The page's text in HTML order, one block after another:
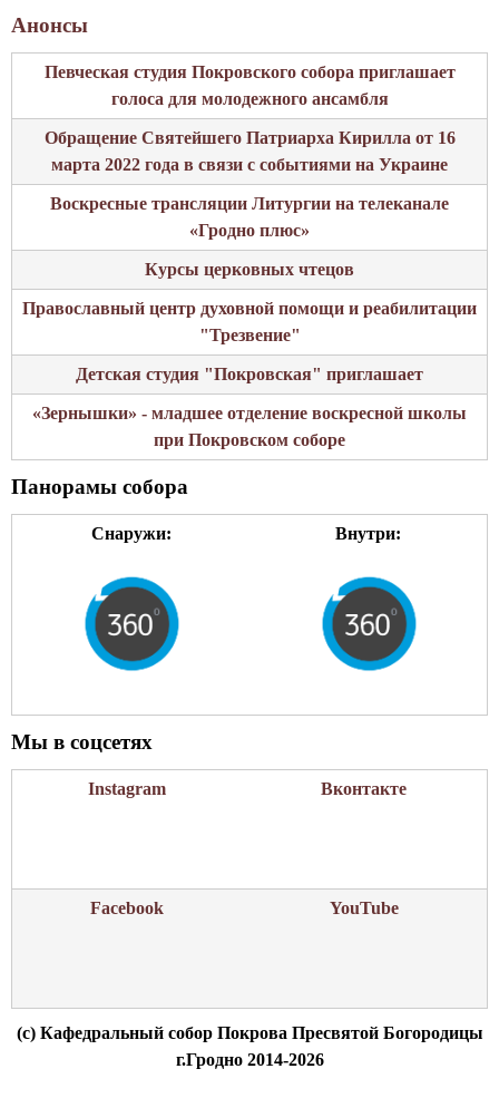
Анонсы
Певческая студия Покровского собора приглашает
голоса для молодежного ансамбля
Обращение Святейшего Патриарха Кирилла от 16
марта 2022 года в связи с событиями на Украине
Воскресные трансляции Литургии на телеканале
«Гродно плюс»
Курсы церковных чтецов
Православный центр духовной помощи и реабилитации
"Трезвение"
Детская студия "Покровская" приглашает
«Зернышки» - младшее отделение воскресной школы
при Покровском соборе
Панорамы собора
Снаружи: Внутри:
Мы в соцсетях
Instagram Вконтакте
Facebook YouTube
(c) Кафедральный собор Покрова Пресвятой Богородицы
г.Гродно 2014-2026